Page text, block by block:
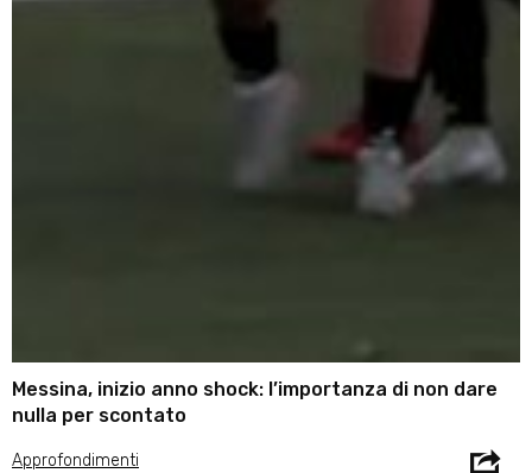
Messina, inizio anno shock: l’importanza di non dare
nulla per scontato
Approfondimenti